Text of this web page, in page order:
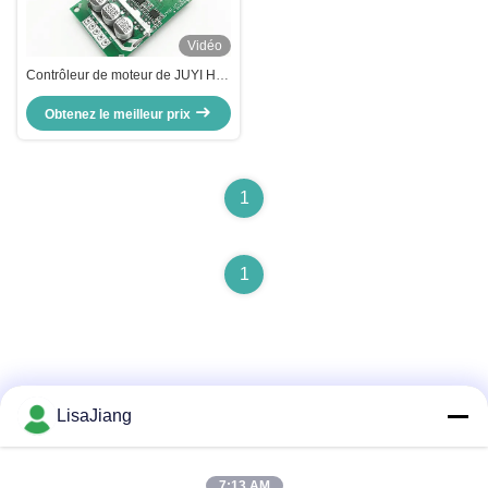
Vidéo
Contrôleur de moteur de JUYI Hall
Effect 12-36v, conducteur Circuit
Board JYQD-V7.3E2 de moteur de
BLDC
Obtenez le meilleur prix
1
1
LisaJiang